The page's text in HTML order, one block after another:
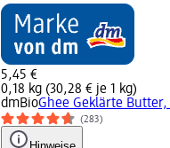
5,45 €
0,18 kg (30,28 € je 1 kg)
dmBioGhee Geklärte Butter,
(283)